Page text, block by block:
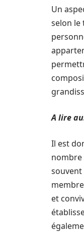
Un
selon le
A lire
Il est
nombre
souvent
et